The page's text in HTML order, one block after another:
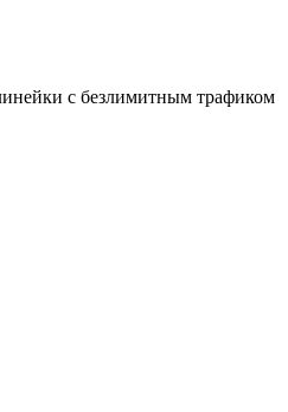
с безлимитным трафиком